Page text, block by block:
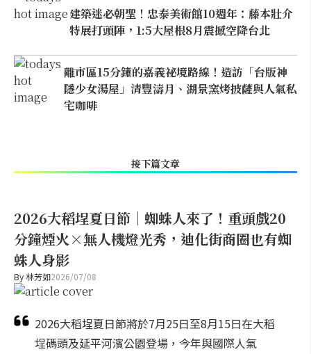
建築迷必朝聖！忠泰美術館10週年：藤本壯介
特展打頭陣，1:5大屋根8月震撼空降台北
離市區15分鐘的嘉義祕境路線！造訪「台版神
隱少女湯屋」清豐濤月、湖景窯烤披薩與人氣私
宅咖啡
接下篇文章
2026大稻埕夏日節｜蜘蛛人來了！重頭戲20
分鐘煙火×無人機燈光秀，迪化街商圈也有蜘
蛛人身影
By林芳如2026/07/08
2026大稻埕夏日節將於7月25日至8月15日在大稻
埕碼頭及延平河濱公園登場，今年與國際人氣